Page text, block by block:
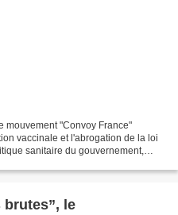
mouvement "Convoy France"
vaccinale et l'abrogation de la loi
sanitaire du gouvernement,
brutes”, le